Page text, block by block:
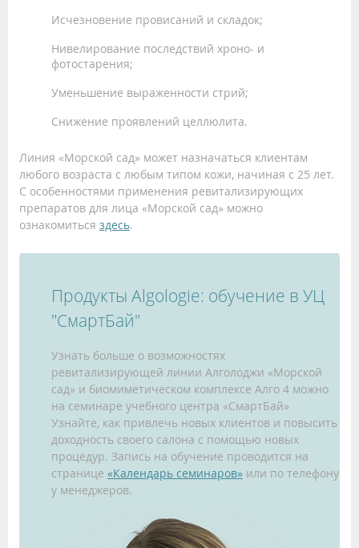
Исчезновение провисаний и складок;
Нивелирование последствий хроно- и
фотостарения;
Уменьшение выраженности стрий;
Снижение проявлений целлюлита.
Линия «Морской сад» может назначаться клиентам
любого возраста с любым типом кожи, начиная с 25 лет.
С особенностями применения ревитализирующих
препаратов для лица «Морской сад» можно
ознакомиться здесь.
Продукты Algologie: обучение в УЦ
"СмартБай"
Узнать больше о возможностях
ревитализирующей линии Алголоджи «Морской
сад» и биомиметическом комплексе Алго 4 можно
на семинаре учебного центра «СмартБай»
Узнайте, как привлечь новых клиентов и повысить
доходность своего салона с помощью новых
процедур. Запись на обучение проводится на
странице «Календарь семинаров» или по телефону
у менеджеров.